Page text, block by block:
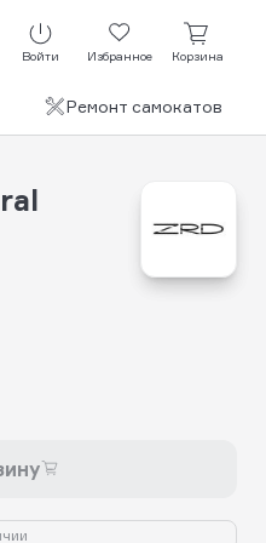
Войти Избранное Корзина
Ремонт самокатов